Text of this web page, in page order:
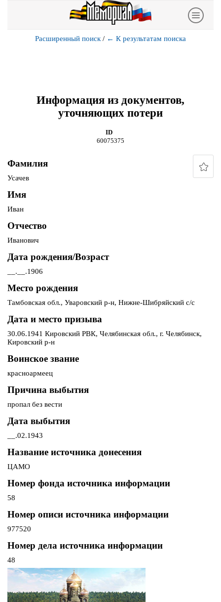
Расширенный поиск / ← К результатам поиска
Информация из документов,
уточняющих потери
ID
60075375
Фамилия
Усачев
Имя
Иван
Отчество
Иванович
Дата рождения/Возраст
__.__.1906
Место рождения
Тамбовская обл., Уваровский р-н, Нижне-Шибряйский с/с
Дата и место призыва
30.06.1941 Кировский РВК, Челябинская обл., г. Челябинск,
Кировский р-н
Воинское звание
красноармеец
Причина выбытия
пропал без вести
Дата выбытия
__.02.1943
Название источника донесения
ЦАМО
Номер фонда источника информации
58
Номер описи источника информации
977520
Номер дела источника информации
48